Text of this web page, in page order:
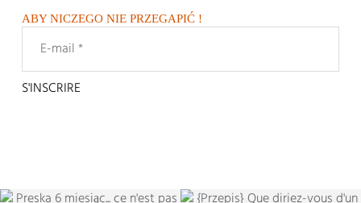
ABY NICZEGO NIE PRZEGAPIĆ !